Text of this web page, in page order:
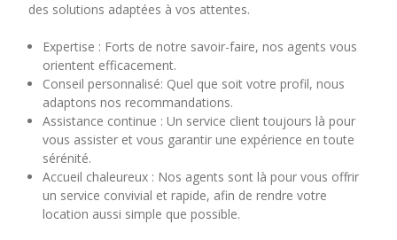
des solutions adaptées à vos attentes.
Expertise : Forts de notre savoir-faire, nos agents vous
orientent efficacement.
Conseil personnalisé: Quel que soit votre profil, nous
adaptons nos recommandations.
Assistance continue : Un service client toujours là pour
vous assister et vous garantir une expérience en toute
sérénité.
Accueil chaleureux : Nos agents sont là pour vous offrir
un service convivial et rapide, afin de rendre votre
location aussi simple que possible.